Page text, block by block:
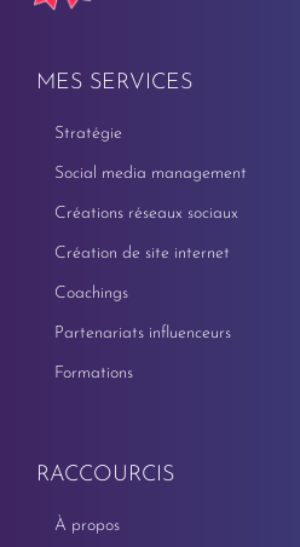
MES SERVICES
Stratégie
Social media management
Créations réseaux sociaux
Création de site internet
Coachings
Partenariats influenceurs
Formations
RACCOURCIS
À propos